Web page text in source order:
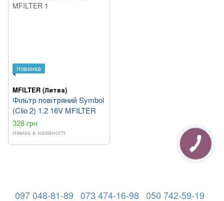
Новинка
MFILTER (Литва)
Фільтр повітряний Symbol
(Clio 2) 1.2 16V MFILTER
328 грн
Немає в наявності
097 048-81-89 073 474-16-98 050 742-59-19